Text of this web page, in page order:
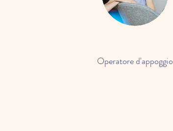
Operatore d'appoggio